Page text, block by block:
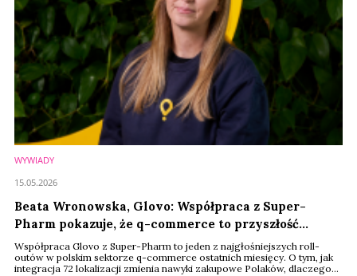
WYWIADY
Beata Wronowska, Glovo: Współpraca z Super-
Pharm pokazuje, że q-commerce to przyszłość
sektora beauty
Współpraca Glovo z Super-Pharm to jeden z najgłośniejszych roll-
outów w polskim sektorze q-commerce ostatnich miesięcy. O tym, jak
integracja 72 lokalizacji zmienia nawyki zakupowe Polaków, dlaczego
15.05.2026